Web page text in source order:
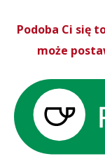
Podoba Ci się
może